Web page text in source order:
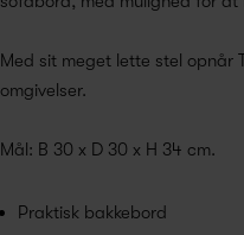
Med sit meget lette stel opnår
omgivelser.
Mål: B 30 x D 30 x H 34 cm.
Praktisk bakkebord